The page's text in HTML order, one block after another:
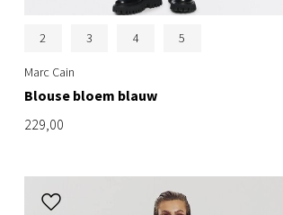
2 3 4 5
Marc Cain
Blouse bloem blauw
229,00